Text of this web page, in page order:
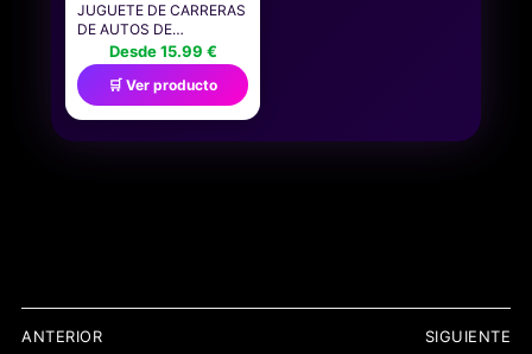
JUGUETE DE CARRERAS
DE AUTOS DE
DIRECCIÓN: JUEGO DE
AVENTURA DE DOS
JUGADORES,
SIMULADOR DE
CONDUCCIÓN
INTERACTIVO |
Desde 15.99 €
🛒 Ver producto
ANTERIOR SIGUIENTE